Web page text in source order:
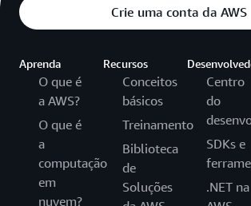
Crie uma conta da AWS
Aprenda
O que é
a AWS?
O que é
a
computação
em
nuvem?
Recursos
Conceitos
básicos
Treinamento
Biblioteca
de
Soluções
Centro
do
SDKs e
.NET na